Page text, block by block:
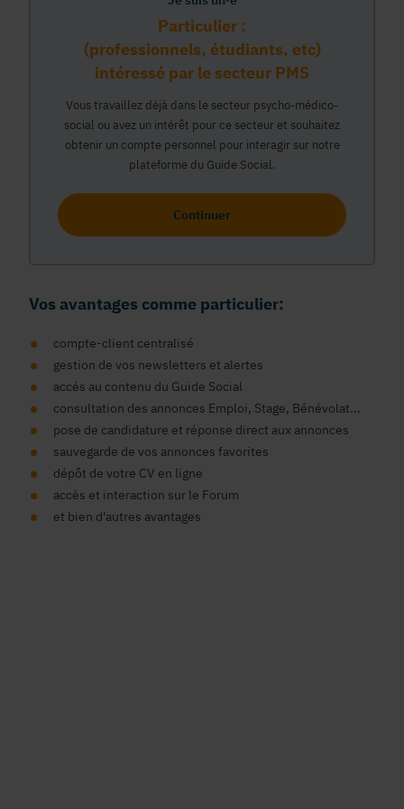
Particulier :
(professionnels, étudiants, etc)
intéressé par le secteur PMS
Vous travaillez déjà dans le secteur psycho-médico-
social ou avez un intérêt pour ce secteur et souhaitez
obtenir un compte personnel pour interagir sur notre
plateforme du Guide Social.
Continuer
Vos avantages comme particulier:
compte-client centralisé
gestion de vos newsletters et alertes
accés au contenu du Guide Social
consultation des annonces Emploi, Stage, Bénévolat...
pose de candidature et réponse direct aux annonces
sauvegarde de vos annonces favorites
dépôt de votre CV en ligne
accès et interaction sur le Forum
et bien d'autres avantages